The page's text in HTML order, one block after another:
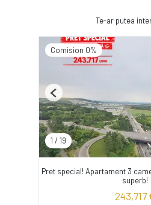
Te-ar putea
Comision 0%
1 / 19
Previous
Pret special! Apartament 3
superb!
243,717